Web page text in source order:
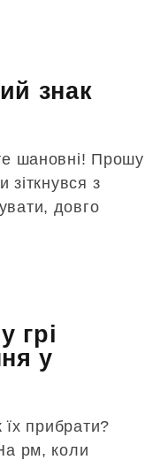
знак
шановні! Прошу
зіткнувся з
довго
грі
у
прибрати?
рм, коли